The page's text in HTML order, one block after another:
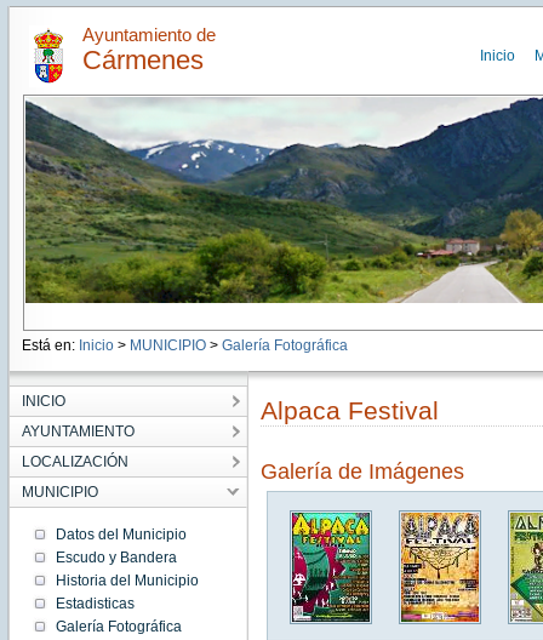
Ayuntamiento de
Cármenes Inicio
Está en: Inicio > MUNICIPIO> Galería Fotográfica
INICIO
AYUNTAMIENTO
LOCALIZACIÓN
MUNICIPIO
Datos del Municipio
Escudo y Bandera
Historia del Municipio
Estadisticas
Galería Fotográfica
Alpaca Festival
Galería de Imágenes